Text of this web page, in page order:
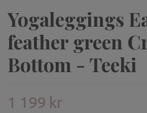
Yogaleggings
feather green
Bottom - Teeki
1 199 kr